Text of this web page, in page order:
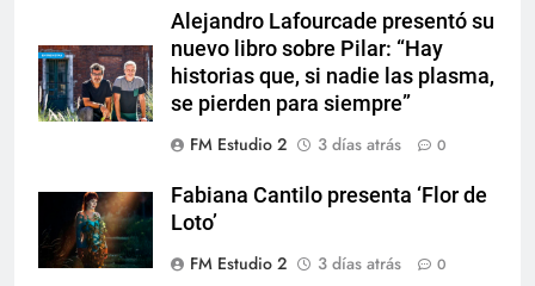
Alejandro Lafourcade presentó su
nuevo libro sobre Pilar: “Hay
historias que, si nadie las plasma,
se pierden para siempre”
FM Estudio 2
3 días atrás 0
Fabiana Cantilo presenta ‘Flor de
Loto’
FM Estudio 2
3 días atrás 0